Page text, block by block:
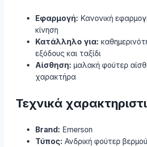
Εφαρμογή: Κανονική
κίνηση
Κατάλληλο για:
εξόδους και ταξίδι
Αίσθηση: μαλακή φούτερ
χαρακτήρα
Τεχνικά
Brand: Emerson
Τύπος: Ανδρική φούτερ